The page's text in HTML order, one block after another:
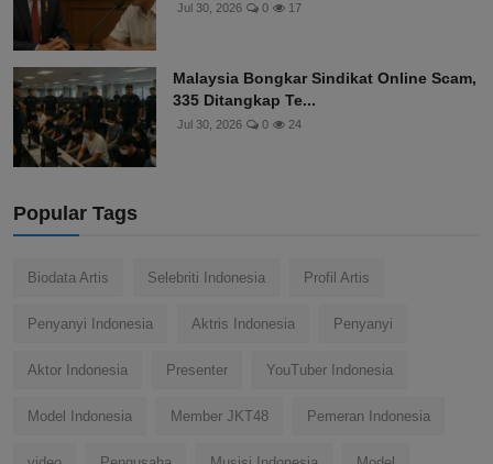
Jul 30, 2026 0 17
Malaysia Bongkar Sindikat Online Scam,
335 Ditangkap Te...
Jul 30, 2026 0 24
Popular Tags
Biodata Artis Selebriti Indonesia Profil Artis
Penyanyi Indonesia Aktris Indonesia Penyanyi
Aktor Indonesia Presenter YouTuber Indonesia
Model Indonesia Member JKT48 Pemeran Indonesia